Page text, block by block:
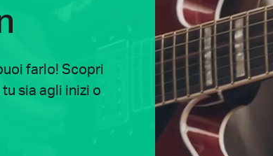
farlo! Scopri
sia agli inizi o